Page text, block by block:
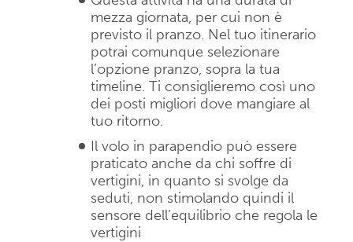
mezza giornata, per cui non è
previsto il pranzo. Nel tuo itinerario
potrai comunque selezionare
l’opzione pranzo, sopra la tua
timeline. Ti consiglieremo così uno
dei posti migliori dove mangiare al
tuo ritorno.
Il volo in parapendio può essere
praticato anche da chi soffre di
vertigini, in quanto si svolge da
seduti, non stimolando quindi il
sensore dell’equilibrio che regola le
vertigini